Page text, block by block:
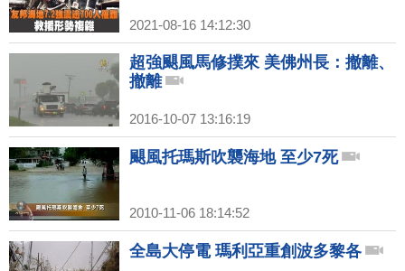
2021-08-16 14:12:30
超強颶風馬修撲來 美佛州長：撤離、
撤離
2016-10-07 13:16:19
颶風托瑪斯吹襲海地 至少7死
2010-11-06 18:14:52
全島大停電 瑪利亞重創波多黎各